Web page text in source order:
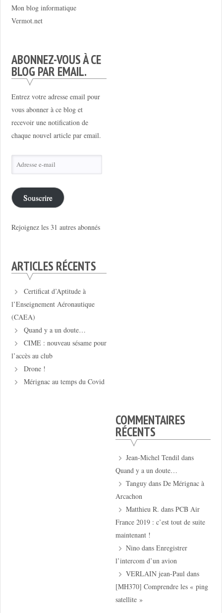
Mon blog informatique
Vermot.net
ABONNEZ-VOUS À CE
BLOG PAR EMAIL.
Entrez votre adresse email pour
vous abonner à ce blog et
recevoir une notification de
chaque nouvel article par email.
Adresse
e-
mail
Souscrire
Rejoignez les 31 autres abonnés
ARTICLES RÉCENTS
Certificat d’Aptitude à
l’Enseignement Aéronautique
(CAEA)
Quand y a un doute…
CIME : nouveau sésame pour
l’accès au club
Drone !
Mérignac au temps du Covid
COMMENTAIRES
RÉCENTS
Jean-Michel Tendil dans
Quand y a un doute…
Tanguydans De Mérignac à
Arcachon
Matthieu R. dans PCB Air
France 2019 : c’est tout de suite
maintenant !
Ninodans Enregistrer
l’intercom d’un avion
VERLAIN jean-Paul dans
[MH370] Comprendre les « ping
satellite »